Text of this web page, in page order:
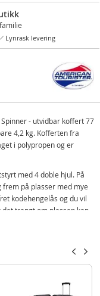
Lynrask levering
- utvidbar koffert 77
4,2 kg. Kofferten fra
i polypropen og er
med 4 doble hjul. På
på plasser med mye
kodehengelås og du vil
trangt om plassen kan
i bredden, og romme ca